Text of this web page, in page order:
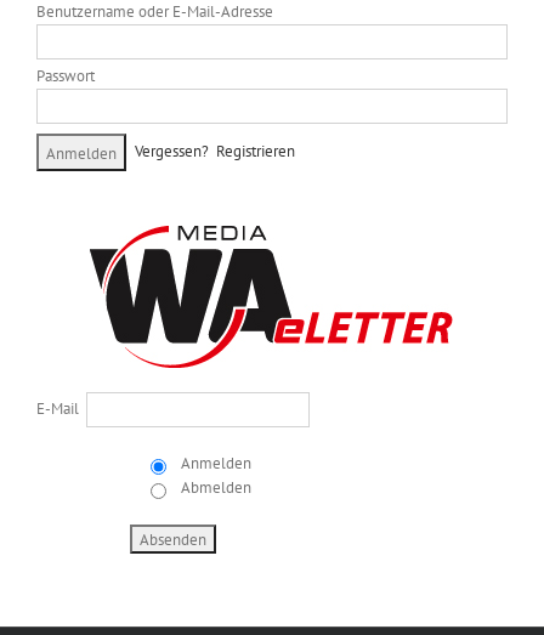
Benutzername oder E-Mail-Adresse
Passwort
Vergessen? Registrieren
E-Mail
Anmelden
Abmelden